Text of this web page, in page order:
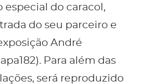
especial do caracol,
do seu parceiro e
André
Para além das
será reproduzido